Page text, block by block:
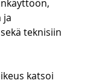
ja
teknisiin
katsoi